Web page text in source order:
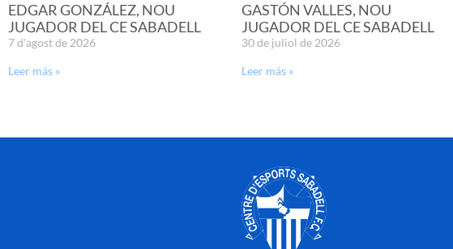
EDGAR GONZÁLEZ, NOU
JUGADOR DEL CE SABADELL
7 d'agost de 2026
Leer más »
GASTÓN VALLES, NOU
JUGADOR DEL CE SABADELL
30 de juliol de 2026
Leer más »